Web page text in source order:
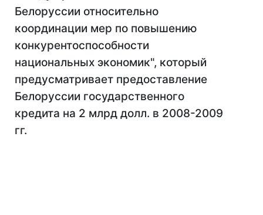
Белоруссии относительно
координации мер по повышению
конкурентоспособности
национальных экономик", который
предусматривает предоставление
Белоруссии государственного
кредита на 2 млрд долл. в 2008-2009
гг.